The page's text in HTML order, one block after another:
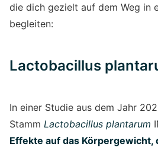
die dich gezielt auf dem Weg in
begleiten:
Lactobacillus
In einer Studie aus dem Jahr
Stamm Lactobacillus plantarum
Effekte auf das Körpergewicht,